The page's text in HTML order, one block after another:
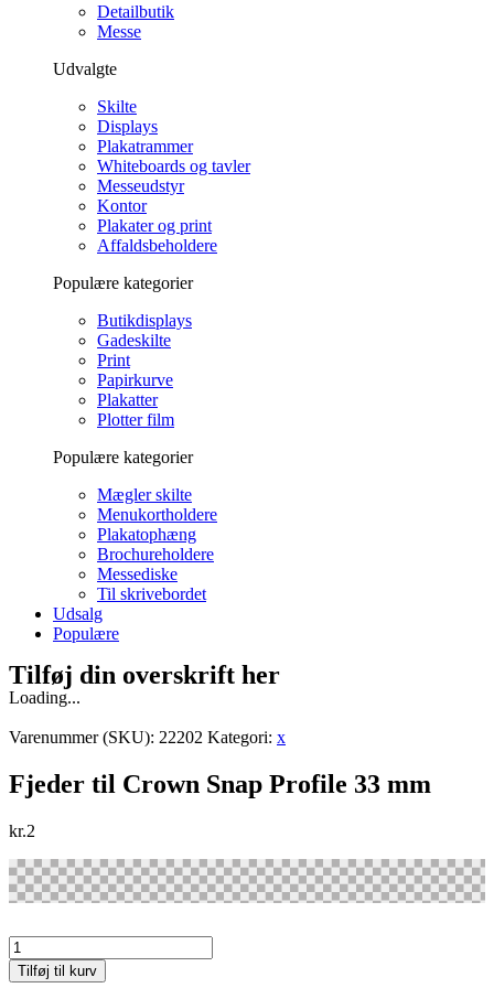
Detailbutik
Messe
Udvalgte
Skilte
Displays
Plakatrammer
Whiteboards og tavler
Messeudstyr
Kontor
Plakater og print
Affaldsbeholdere
Populære kategorier
Butikdisplays
Gadeskilte
Print
Papirkurve
Plakatter
Plotter film
Populære kategorier
Mægler skilte
Menukortholdere
Plakatophæng
Brochureholdere
Messediske
Til skrivebordet
Udsalg
Populære
Tilføj din overskrift her
Loading...
Varenummer (SKU): 22202 Kategori: x
Fjeder til Crown Snap Profile 33 mm
kr.2
Fjeder
til
Crown
Tilføj til kurv